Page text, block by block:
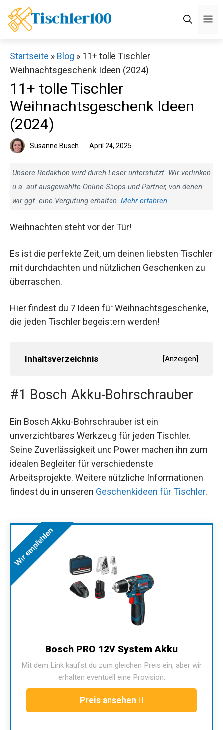
Zum
Inhalt
springen
Startseite » Blog » 11+ tolle Tischler
Weihnachtsgeschenk Ideen (2024)
11+ tolle Tischler
Weihnachtsgeschenk Ideen
(2024)
Susanne Busch April 24, 2025
Unsere Redaktion wird durch Leser unterstützt. Wir verlinken
u.a. auf ausgewählte Online-Shops und Partner, von denen
wir ggf. eine Vergütung erhalten. Mehr erfahren.
Weihnachten steht vor der Tür!
Es ist die perfekte Zeit, um deinen liebsten Tischler
mit durchdachten und nützlichen Geschenken zu
überraschen.
Hier findest du 7 Ideen für Weihnachtsgeschenke,
die jeden Tischler begeistern werden!
Inhaltsverzeichnis [Anzeigen]
#1 Bosch Akku-Bohrschrauber
Ein Bosch Akku-Bohrschrauber ist ein
unverzichtbares Werkzeug für jeden Tischler.
Seine Zuverlässigkeit und Power machen ihn zum
idealen Begleiter für verschiedenste
Arbeitsprojekte. Weitere nützliche Informationen
findest du in unseren Geschenkideen für Tischler.
Wir empfehlen
Bosch PRO 12V System Akku
Mit dem Link kaufst du zum gleichen Preis ein, aber wir
erhalten eventuell eine Provision.
Preis ansehen